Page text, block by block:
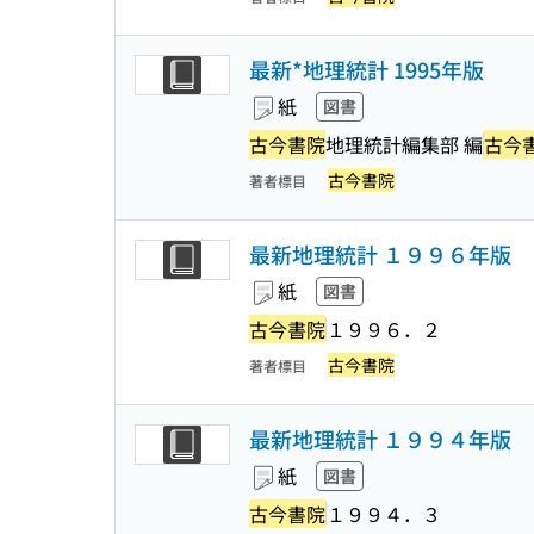
最新*地理統計 1995年版
紙 図書
古今書院地理統計編集部 編古今
著者標目 古今書院
最新地理統計 １９９６年版
紙 図書
古今書院 １９９６．２
著者標目 古今書院
最新地理統計 １９９４年版
紙 図書
古今書院 １９９４．３